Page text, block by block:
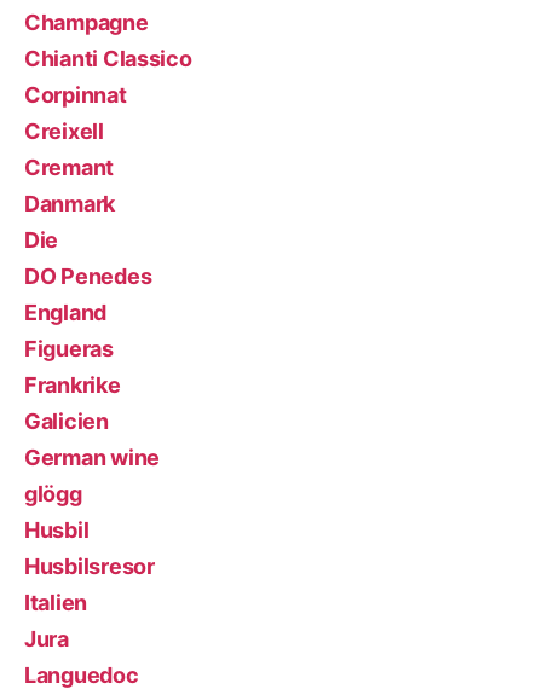
Champagne
Chianti Classico
Corpinnat
Creixell
Cremant
Danmark
Die
DO Penedes
England
Figueras
Frankrike
Galicien
German wine
glögg
Husbil
Husbilsresor
Italien
Jura
Languedoc